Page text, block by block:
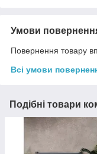
Умови
Повернення товару
Всі умови
Подібні товари